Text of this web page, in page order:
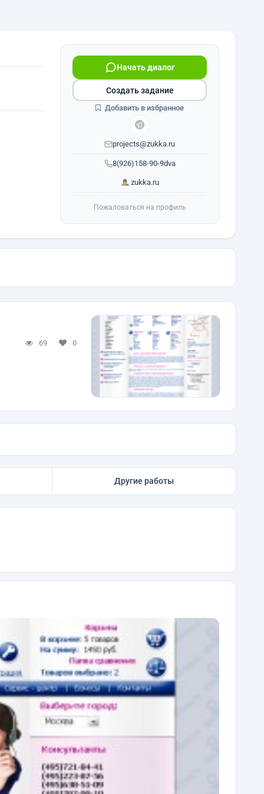
8(926)158-90-9dva
Начать диалог
projects@zukka.ru
zukka.ru
Создать задание
Добавить в избранное
Пожаловаться на профиль
69 0
Другие работы